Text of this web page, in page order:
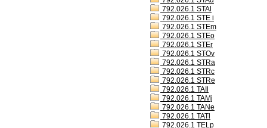
792.026.1 STAl
792.026.1 STE i
792.026.1 STEm
792.026.1 STEo
792.026.1 STEr
792.026.1 STOv
792.026.1 STRa
792.026.1 STRc
792.026.1 STRe
792.026.1 TAIl
792.026.1 TAMj
792.026.1 TANe
792.026.1 TATl
792.026.1 TELp